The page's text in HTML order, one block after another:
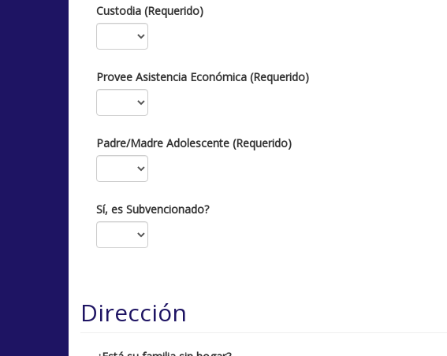
Custodia (Requerido)
Provee Asistencia Económica (Requerido)
Padre/Madre Adolescente (Requerido)
Sí, es Subvencionado?
Dirección